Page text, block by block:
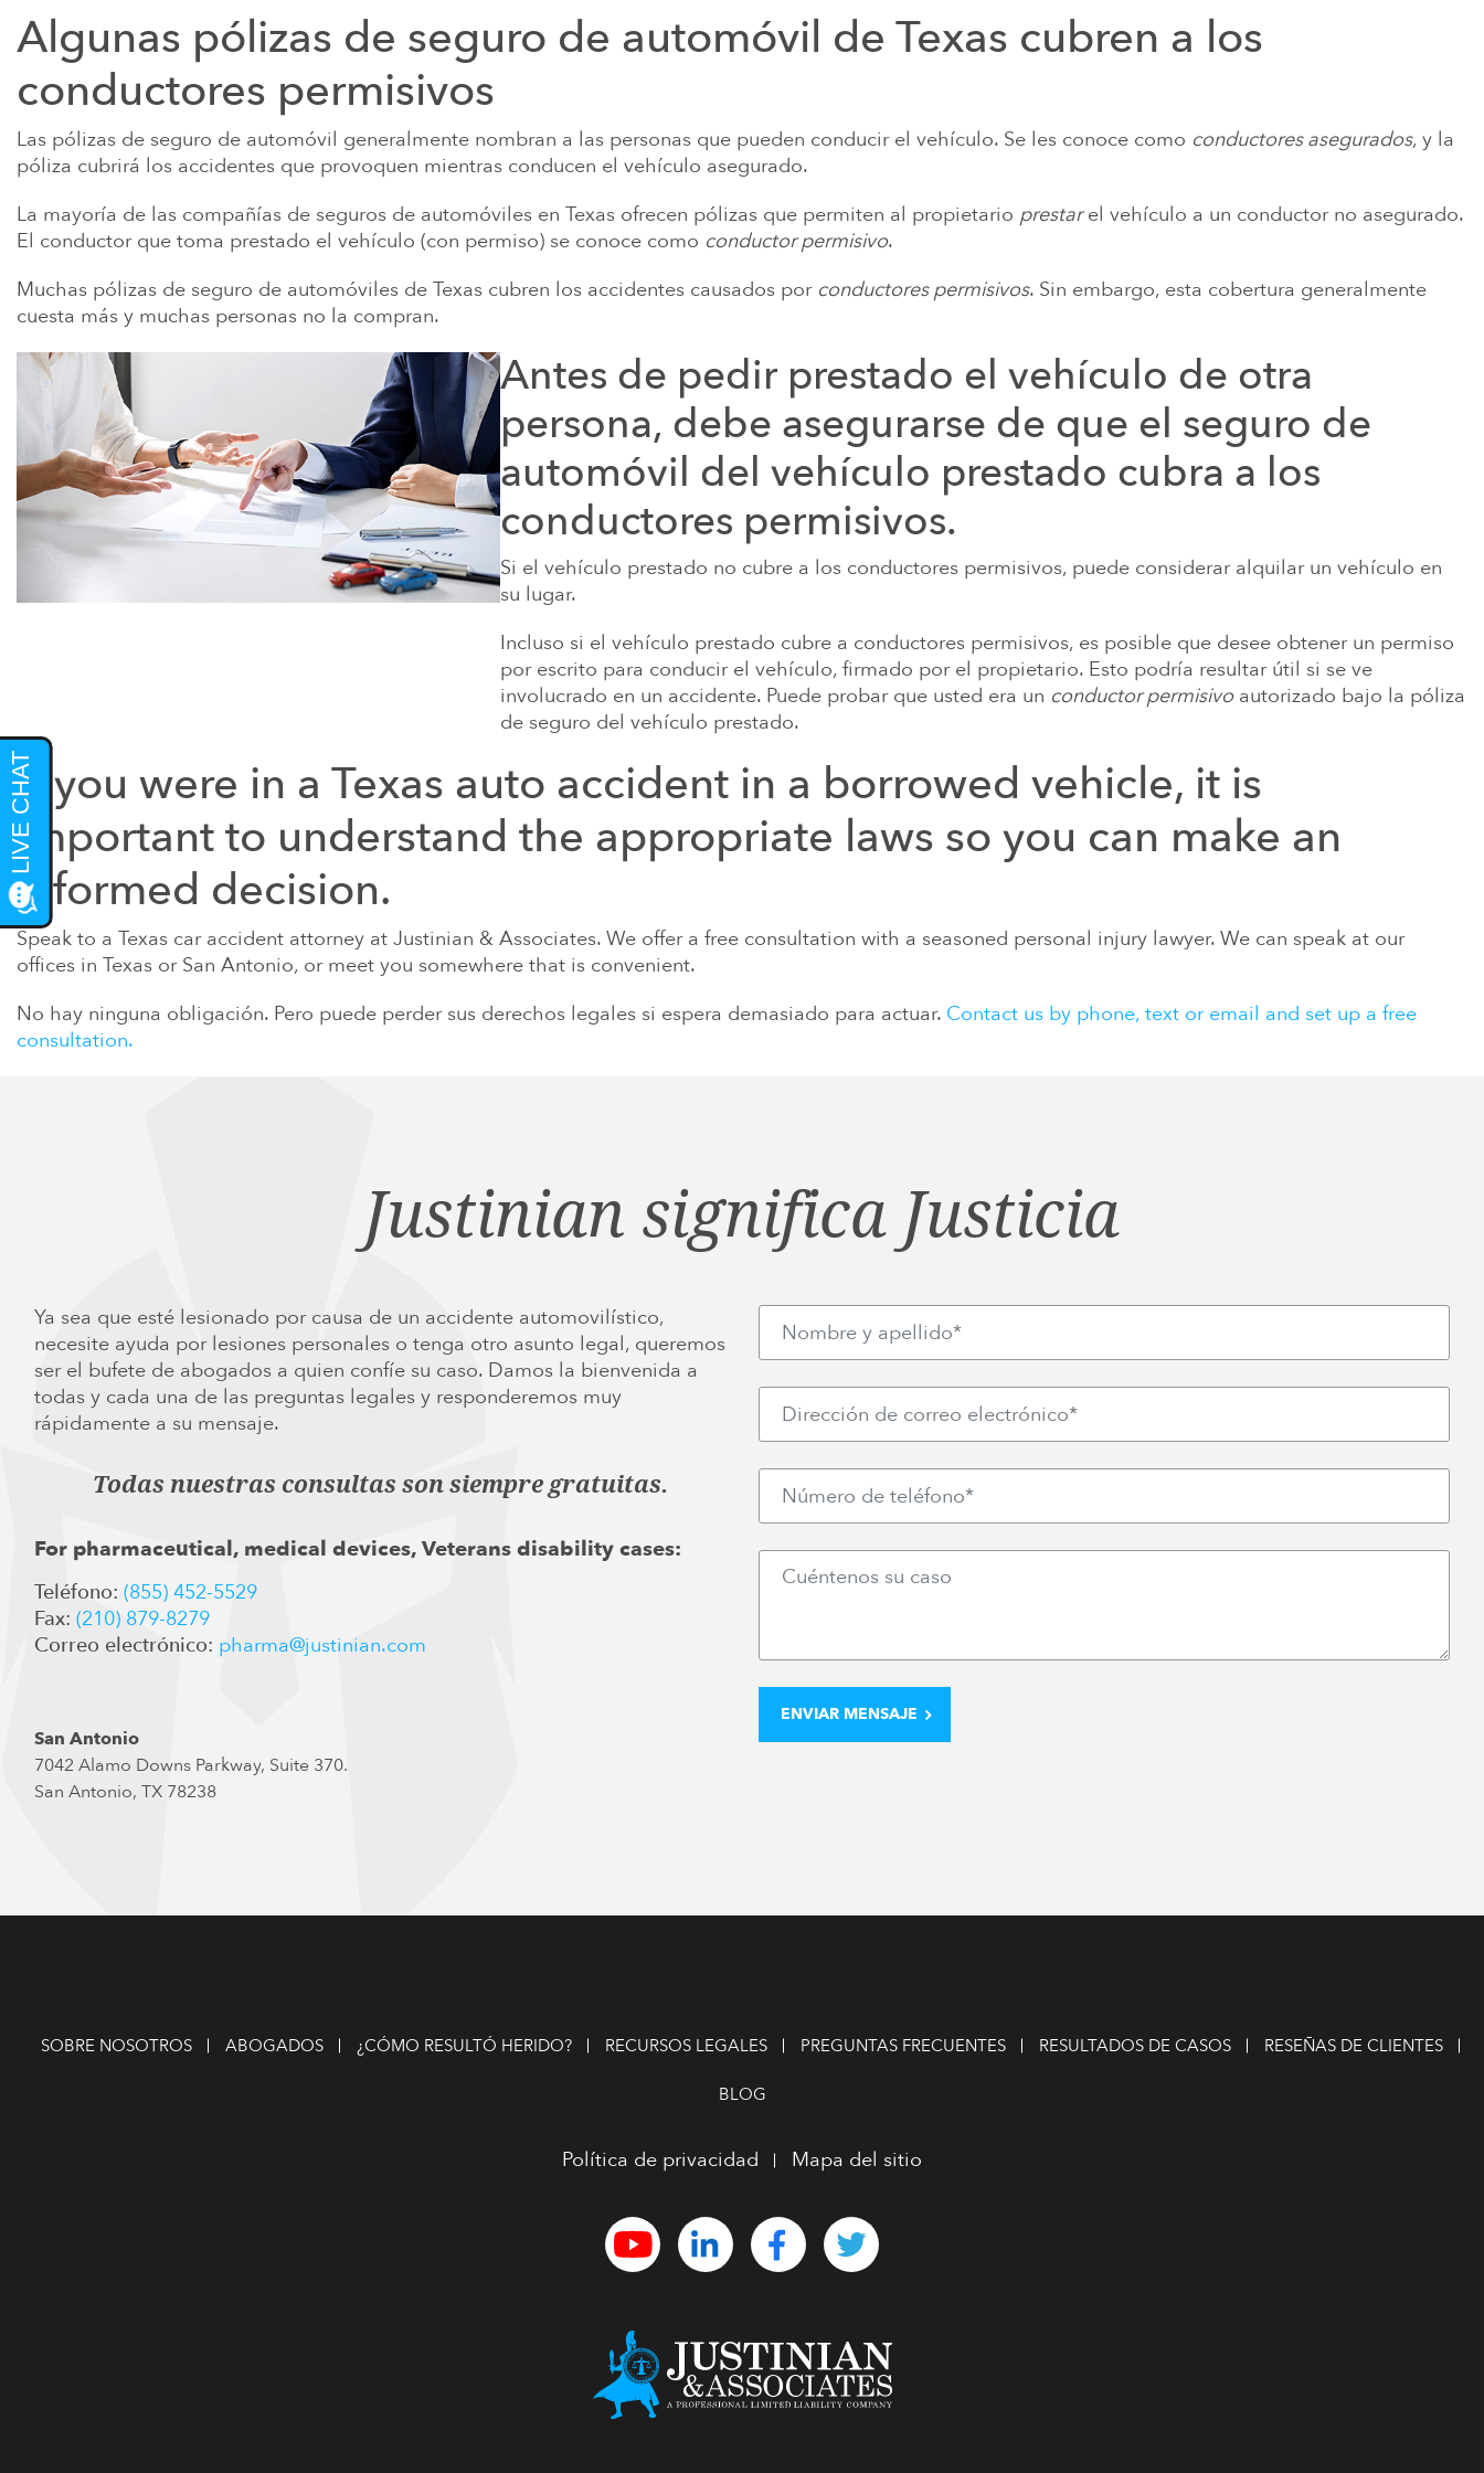
Algunas pólizas de seguro de automóvil de Texas cubren a los
conductores permisivos
Las pólizas de seguro de automóvil generalmente nombran a las personas que pueden conducir el vehículo. Se les conoce como conductores asegurados, y la
póliza cubrirá los accidentes que provoquen mientras conducen el vehículo asegurado.
La mayoría de las compañías de seguros de automóviles en Texas ofrecen pólizas que permiten al propietario prestarel vehículo a un conductor no asegurado.
El conductor que toma prestado el vehículo (con permiso) se conoce como conductor permisivo.
Muchas pólizas de seguro de automóviles de Texas cubren los accidentes causados por conductores permisivos. Sin embargo, esta cobertura generalmente
cuesta más y muchas personas no la compran.
Antes de pedir prestado el vehículo de otra
persona, debe asegurarse de que el seguro de
automóvil del vehículo prestado cubra a los
conductores permisivos.
Si el vehículo prestado no cubre a los conductores permisivos, puede considerar alquilar un vehículo en
su lugar.
Incluso si el vehículo prestado cubre a conductores permisivos, es posible que desee obtener un permiso
por escrito para conducir el vehículo, firmado por el propietario. Esto podría resultar útil si se ve
involucrado en un accidente. Puede probar que usted era un conductor permisivoautorizado bajo la póliza
de seguro del vehículo prestado.
If you were in a Texas auto accident in a borrowed vehicle, it is
important to understand the appropriate laws so you can make an
informed decision.
Speak to a Texas car accident attorney at Justinian & Associates. We offer a free consultation with a seasoned personal injury lawyer. We can speak at our
offices in Texas or San Antonio, or meet you somewhere that is convenient.
No hay ninguna obligación. Pero puede perder sus derechos legales si espera demasiado para actuar. Contact us by phone, text or email and set up a free
consultation.
Justinian significa Justicia
Ya sea que esté lesionado por causa de un accidente automovilístico,
necesite ayuda por lesiones personales o tenga otro asunto legal, queremos
ser el bufete de abogados a quien confíe su caso. Damos la bienvenida a
todas y cada una de las preguntas legales y responderemos muy
rápidamente a su mensaje.
Todas nuestras consultas son siempre gratuitas.
For pharmaceutical, medical devices, Veterans disability cases:
Teléfono: (855) 452-5529
Fax: (210) 879-8279
Correo electrónico: pharma@justinian.com
San Antonio
7042 Alamo Downs Parkway, Suite 370.
San Antonio, TX 78238
SOBRE NOSOTROS ABOGADOS ¿CÓMO RESULTÓ HERIDO? RECURSOS LEGALES PREGUNTAS FRECUENTES RESULTADOS DE CASOS RESEÑAS DE CLIENTES
BLOG
Política de privacidad Mapa del sitio